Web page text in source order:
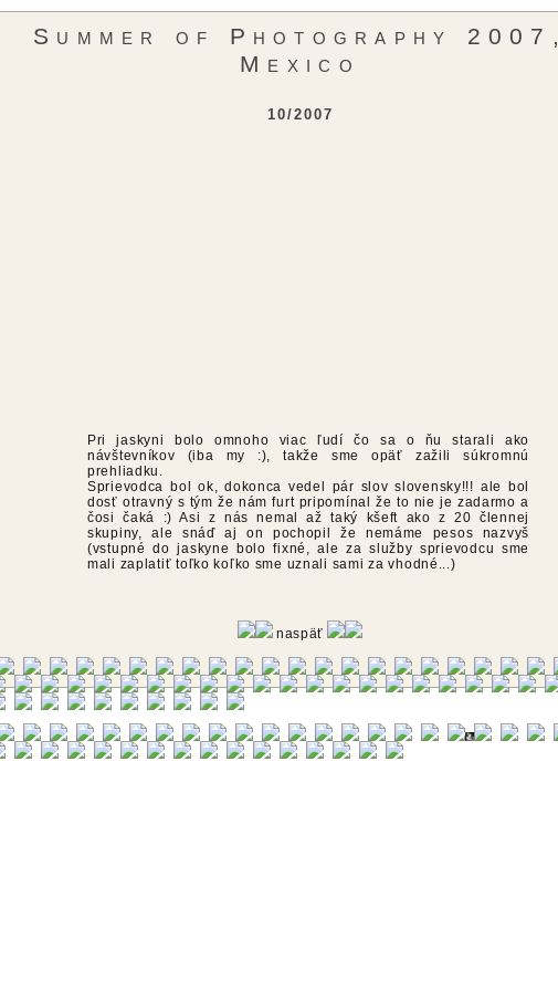
Summer of Photography 2007,
Mexico
10/2007
Pri jaskyni bolo omnoho viac ľudí čo sa o ňu starali ako
návštevníkov (iba my :), takže sme opäť zažili súkromnú
prehliadku.
Sprievodca bol ok, dokonca vedel pár slov slovensky!!! ale bol
dosť otravný s tým že nám furt pripomínal že to nie je zadarmo a
čosi čaká :) Asi z nás nemal až taký kšeft ako z 20 člennej
skupiny, ale snáď aj on pochopil že nemáme pesos nazvyš
(vstupné do jaskyne bolo fixné, ale za služby sprievodcu sme
mali zaplatiť toľko koľko sme uznali sami za vhodné...)
naspäť